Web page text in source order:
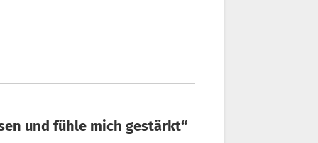
und fühle mich gestärkt“